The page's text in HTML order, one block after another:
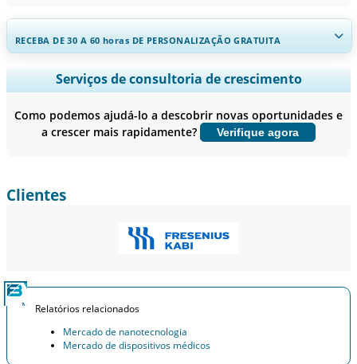
RECEBA DE 30 A 60 horas DE PERSONALIZAÇÃO GRATUITA
Ampliar a cobertura regional e por país, Análise de segmentos,
Perfis de empresas, Benchmarking competitivo, e insights sobre o
Personalizar agora
Serviços de consultoria de crescimento
Como podemos ajudá-lo a descobrir novas oportunidades e
a crescer mais rapidamente?
Verifique agora
Clientes
Relatórios relacionados
Mercado de nanotecnologia
Mercado de dispositivos médicos